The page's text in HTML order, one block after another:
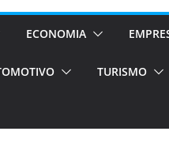
únicas e
de volta!
ECONOMIA
TURISMO